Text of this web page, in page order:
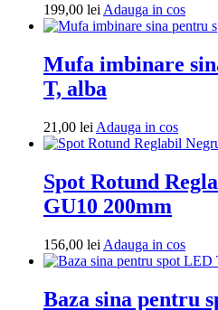
199,00 lei Adauga in cos
in
Mufa imbinare
T, alba
21,00 lei Adauga in cosAdauga
in
Spot Rotund
GU10 200mm
156,00 lei Adauga in cos
in
Baza sina pentru